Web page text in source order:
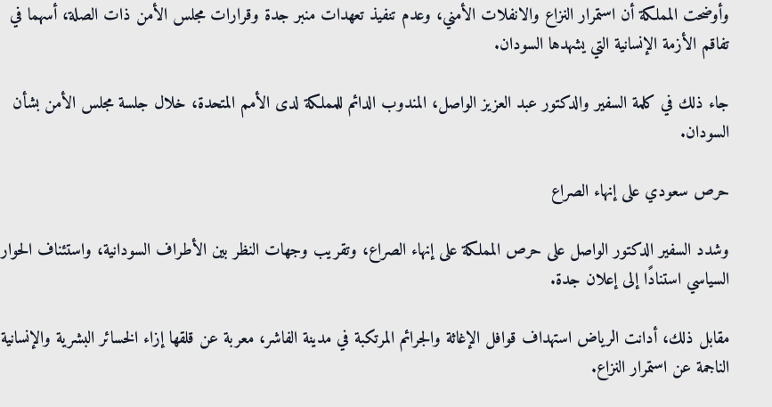
وأوضحت المملكة أن استمرار النزاع والانفلات الأمني، وعدم تنفيذ تعهدات منبر جدة وقرارات مجلس الأمن ذات الصلة، أسهما في
تفاقم الأزمة الإنسانية التي يشهدها السودان.
جاء ذلك في كلمة السفير والدكتور عبد العزيز الواصل، المندوب الدائم للمملكة لدى الأمم المتحدة، خلال جلسة مجلس الأمن بشأن
السودان.
حرص سعودي على إنهاء الصراع
وشدد السفير الدكتور الواصل على حرص المملكة على إنهاء الصراع، وتقريب وجهات النظر بين الأطراف السودانية، واستئناف الحوار
السياسي استنادًا إلى إعلان جدة.
مقابل ذلك، أدانت الرياض استهداف قوافل الإغاثة والجرائم المرتكبة في مدينة الفاشر، معربة عن قلقها إزاء الخسائر البشرية والإنسانية
الناجمة عن استمرار النزاع.